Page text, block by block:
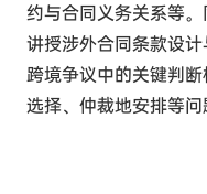
约与合同义务关系等。
讲授涉外合同条款设
跨境争议中的关键判
选择、仲裁地安排等问